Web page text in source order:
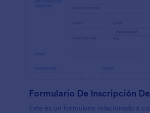
Este es un formulario relacionado a